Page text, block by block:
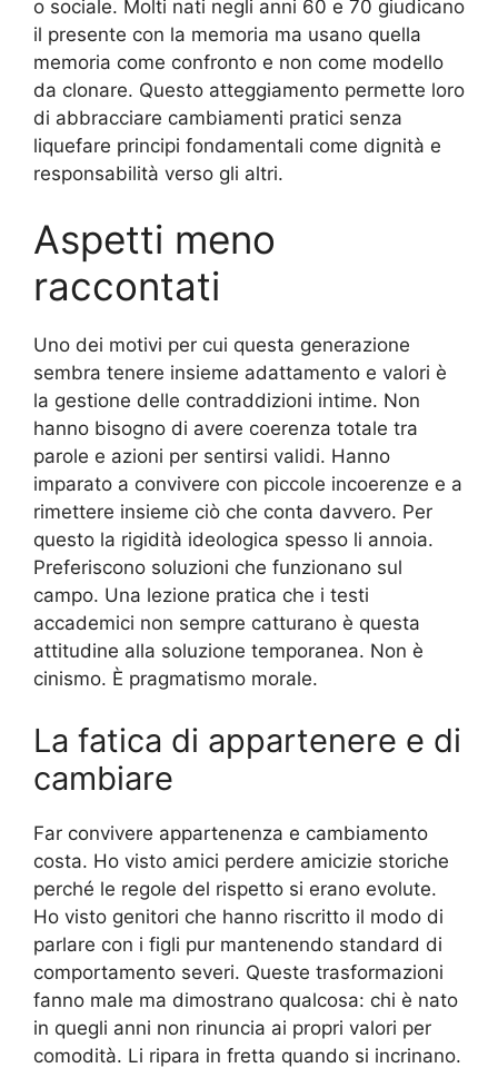
o sociale. Molti nati negli anni 60 e 70 giudicano
il presente con la memoria ma usano quella
memoria come confronto e non come modello
da clonare. Questo atteggiamento permette loro
di abbracciare cambiamenti pratici senza
liquefare principi fondamentali come dignità e
responsabilità verso gli altri.
Aspetti meno
raccontati
Uno dei motivi per cui questa generazione
sembra tenere insieme adattamento e valori è
la gestione delle contraddizioni intime. Non
hanno bisogno di avere coerenza totale tra
parole e azioni per sentirsi validi. Hanno
imparato a convivere con piccole incoerenze e a
rimettere insieme ciò che conta davvero. Per
questo la rigidità ideologica spesso li annoia.
Preferiscono soluzioni che funzionano sul
campo. Una lezione pratica che i testi
accademici non sempre catturano è questa
attitudine alla soluzione temporanea. Non è
cinismo. È pragmatismo morale.
La fatica di appartenere e di
cambiare
Far convivere appartenenza e cambiamento
costa. Ho visto amici perdere amicizie storiche
perché le regole del rispetto si erano evolute.
Ho visto genitori che hanno riscritto il modo di
parlare con i figli pur mantenendo standard di
comportamento severi. Queste trasformazioni
fanno male ma dimostrano qualcosa: chi è nato
in quegli anni non rinuncia ai propri valori per
comodità. Li ripara in fretta quando si incrinano.